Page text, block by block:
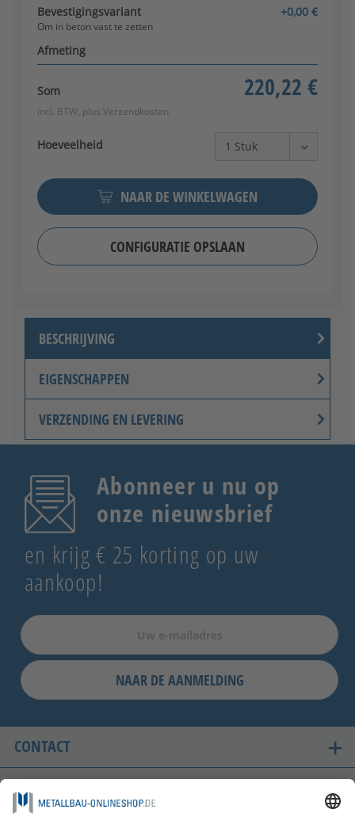
Bevestigingsvariant +0,00 €
Om in beton vast te zetten
Afmeting
Som 220,22 €
incl. BTW, plus Verzendkosten
Hoeveelheid
NAAR DE WINKELWAGEN
CONFIGURATIE OPSLAAN
BESCHRIJVING
EIGENSCHAPPEN
VERZENDING EN LEVERING
Abonneer u nu op
onze nieuwsbrief
en krijg € 25 korting op uw
aankoop!
NAAR DE AANMELDING
CONTACT
ONZE LANDEN VAN LEVERING